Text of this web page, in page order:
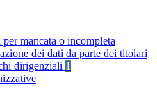
per mancata o incompleta
dei dati da parte dei titolari
dirigenziali 1